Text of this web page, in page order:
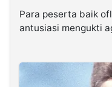
Para peserta baik
antusiasi mengukti